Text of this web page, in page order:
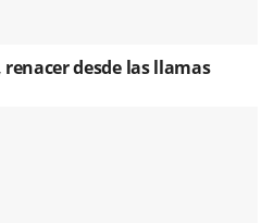
desde las llamas